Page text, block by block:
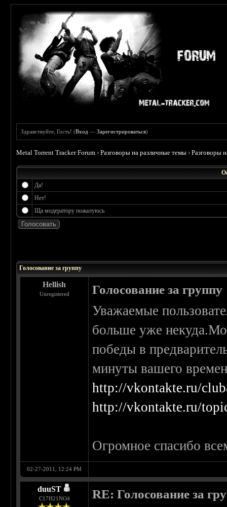
Здравствуйте, Гость! (Вход —Зарегистрироваться)
Metal Torrent Tracker Forum ›Разговоры на различные темы ›Разговоры
Да!
Нет!
Ща модератору пожалуюсь
Голосование за группу
Hellish
Unregistered Голосование за группу
Уважаемые
больше уже
победы в
минуты вашего
http://vkontakte.ru/
http://vkontakte.ru/
Огромное спасибо
02-27-2011, 12:24 PM
duuST
С17H21NO4 RE: Голосование за